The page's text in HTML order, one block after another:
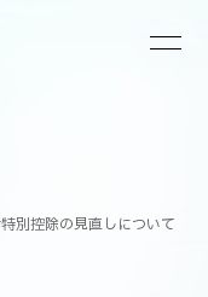
別控除の見直しについて